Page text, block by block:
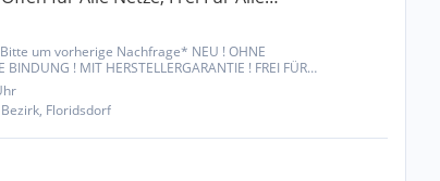
und 1 Jahr Herstellergarantie/ Nur
Vienna/
um vorherige Nachfrage* NEU ! OHNE
BINDUNG ! MIT HERSTELLERGARANTIE ! FREI FÜR
Barzahlung ist möglich(Wir nehmen
Kreditkarten) KEIN VERSAND - NUR
1210 WIEN...
Floridsdorf